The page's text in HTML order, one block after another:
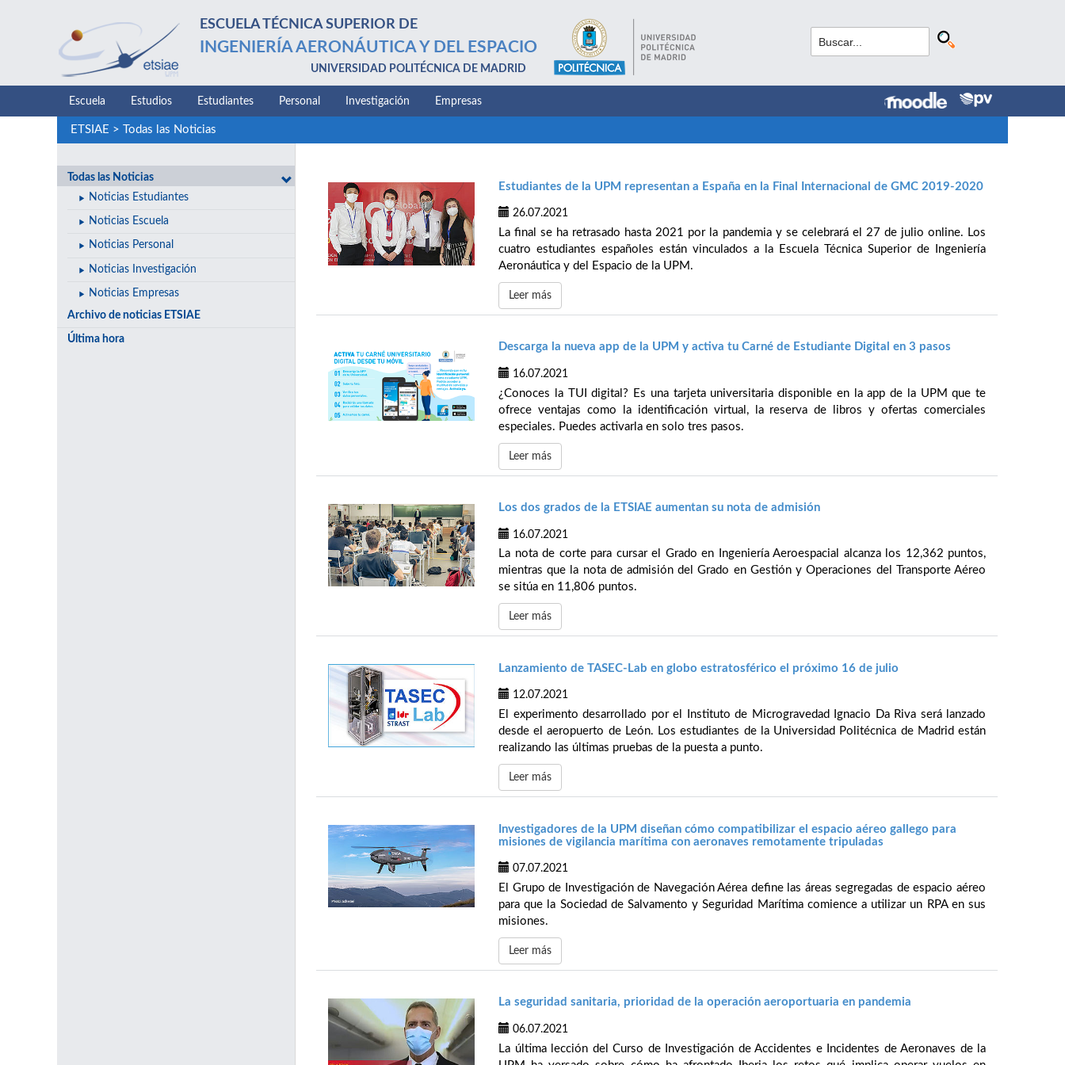
ESCUELA TÉCNICA SUPERIOR DE
INGENIERÍA AERONÁUTICA Y DEL ESPACIO
UNIVERSIDAD POLITÉCNICA DE MADRID
Escuela Estudios Estudiantes Personal Investigación Empresas
ETSIAE > Todas las Noticias
Todas las Noticias
Noticias Estudiantes
Noticias Escuela
Noticias Personal
Noticias Investigación
Noticias Empresas
Archivo de noticias ETSIAE
Última hora
Estudiantes de la UPM representan a España en la Final Internacional de GMC 2019-2020
26.07.2021
La final se ha retrasado hasta 2021 por la pandemia y se celebrará el 27 de julio online. Los
cuatro estudiantes españoles están vinculados a la Escuela Técnica Superior de Ingeniería
Aeronáutica y del Espacio de la UPM.
Leer más
Descarga la nueva app de la UPM y activa tu Carné de Estudiante Digital en 3 pasos
16.07.2021
¿Conoces la TUI digital? Es una tarjeta universitaria disponible en la app de la UPM que te
ofrece ventajas como la identificación virtual, la reserva de libros y ofertas comerciales
especiales. Puedes activarla en solo tres pasos.
Leer más
Los dos grados de la ETSIAE aumentan su nota de admisión
16.07.2021
La nota de corte para cursar el Grado en Ingeniería Aeroespacial alcanza los 12,362 puntos,
mientras que la nota de admisión del Grado en Gestión y Operaciones del Transporte Aéreo
se sitúa en 11,806 puntos.
Leer más
Lanzamiento de TASEC-Lab en globo estratosférico el próximo 16 de julio
12.07.2021
El experimento desarrollado por el Instituto de Microgravedad Ignacio Da Riva será lanzado
desde el aeropuerto de León. Los estudiantes de la Universidad Politécnica de Madrid están
realizando las últimas pruebas de la puesta a punto.
Leer más
Investigadores de la UPM diseñan cómo compatibilizar el espacio aéreo gallego para
misiones de vigilancia marítima con aeronaves remotamente tripuladas
07.07.2021
El Grupo de Investigación de Navegación Aérea define las áreas segregadas de espacio aéreo
para que la Sociedad de Salvamento y Seguridad Marítima comience a utilizar un RPA en sus
misiones.
Leer más
La seguridad sanitaria, prioridad de la operación aeroportuaria en pandemia
06.07.2021
La última lección del Curso de Investigación de Accidentes e Incidentes de Aeronaves de la